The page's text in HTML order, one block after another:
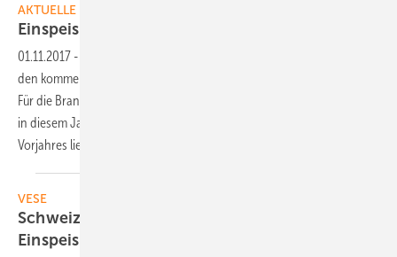
AKTUELLE MELDUNGEN
Einspeisevergütung bleibt
01.11.2017 -
den kommenden drei Monaten stabil. Das ist gut für die Investoren.
Für die Branche ist es das Zeichen, dass die erwartete Marktbelebung
in diesem Jahr ausbleibt, auch wenn der Zubau leicht über dem des
Vorjahres liegt.
VESE
Schweizer Netzbetreiber kürzen
Einspeisevergütung